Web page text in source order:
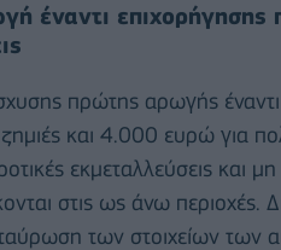
έναντι επιχορήγησης
πρώτης αρωγής
και 4.000 ευρώ για
εκμεταλλεύσεις
στις ως άνω περιοχές.
των στοιχείων των